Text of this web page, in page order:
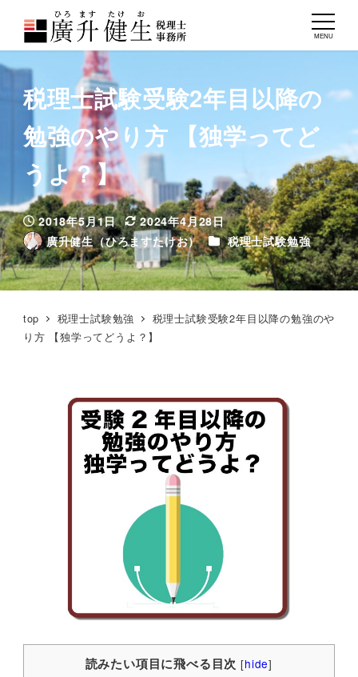
MENU
税理士試験受験2年目以降の
勉強のやり方 【独学ってど
うよ？】
投稿日
2018年5月1日
更新日
2024年4月28日
著
者
廣升健生（ひろますたけお） カテゴリー
税理士試験勉強
top 税理士試験勉強
税理士試験受験2年目以降の勉強のや
り方 【独学ってどうよ？】
読みたい項目に飛べる目次 [hide]